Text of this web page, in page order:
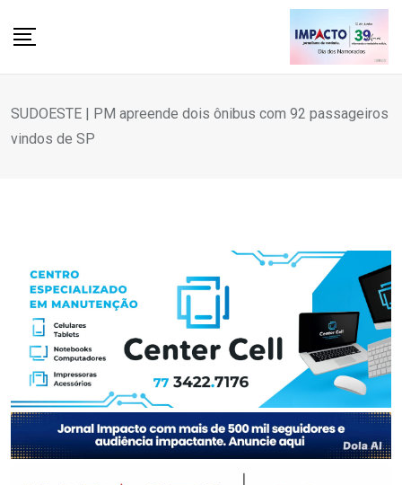
SUDOESTE | PM apreende dois ônibus com 92 passageiros
vindos de SP